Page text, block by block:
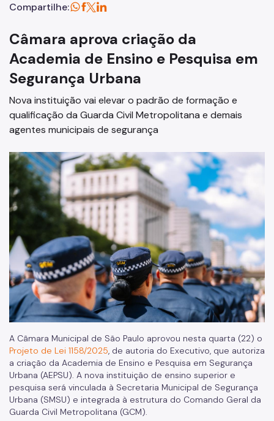
Conselho Municipal de Administração Pública (COMAP)
Proteção de Dados Pessoais e Privacidade
Compartilhe:
Câmara aprova criação da
Academia de Ensino e Pesquisa em
Segurança Urbana
Nova instituição vai elevar o padrão de formação e
qualificação da Guarda Civil Metropolitana e demais
agentes municipais de segurança
A Câmara Municipal de São Paulo aprovou nesta quarta (22) o
Projeto de Lei 1158/2025, de autoria do Executivo, que autoriza
a criação da Academia de Ensino e Pesquisa em Segurança
Urbana (AEPSU). A nova instituição de ensino superior e
pesquisa será vinculada à Secretaria Municipal de Segurança
Urbana (SMSU) e integrada à estrutura do Comando Geral da
Guarda Civil Metropolitana (GCM).